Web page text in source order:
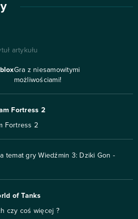
artykułu
Gra z niesamowitymi
możliwościami!
Fortress 2
Fortress 2
temat gry Wiedźmin 3: Dziki Gon -
of Tanks
czy coś więcej ?